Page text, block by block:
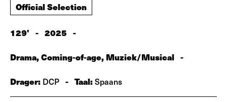
Official Selection
129' - 2025 -
Drama, Coming-of-age, Muziek/Musical -
Drager: DCP - Taal:Spaans